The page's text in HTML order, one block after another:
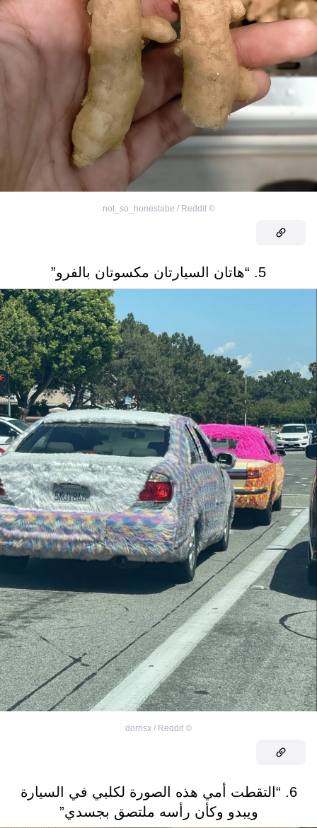
©
not_so_honestabe / Reddit
5. “هاتان السيارتان مكسوتان بالفرو”
©
dorrisx / Reddit
6. “التقطت أمي هذه الصورة لكلبي في السيارة
ويبدو وكأن رأسه ملتصق بجسدي”